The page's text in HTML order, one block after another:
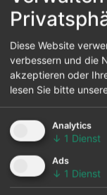
Gruppe
Diese Website
verbessern und die
akzeptieren oder
lesen Sie bitte
Analytics
↓ 1 Dienst
Ads
↓ 1 Dienst